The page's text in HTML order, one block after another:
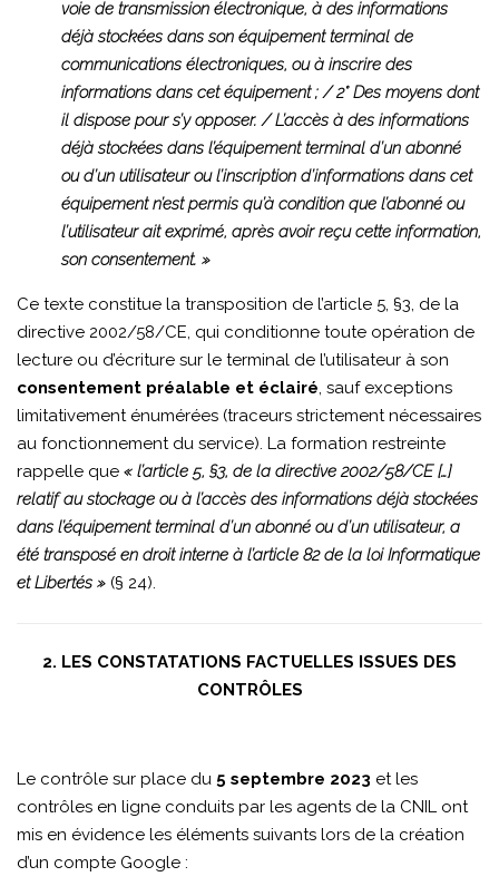
voie de transmission électronique, à des informations
déjà stockées dans son équipement terminal de
communications électroniques, ou à inscrire des
informations dans cet équipement ; / 2° Des moyens dont
il dispose pour s’y opposer. / L’accès à des informations
déjà stockées dans l’équipement terminal d’un abonné
ou d’un utilisateur ou l’inscription d’informations dans cet
équipement n’est permis qu’à condition que l’abonné ou
l’utilisateur ait exprimé, après avoir reçu cette information,
son consentement. »
Ce texte constitue la transposition de l’article 5, §3, de la
directive 2002/58/CE, qui conditionne toute opération de
lecture ou d’écriture sur le terminal de l’utilisateur à son
consentement préalable et éclairé, sauf exceptions
limitativement énumérées (traceurs strictement nécessaires
au fonctionnement du service). La formation restreinte
rappelle que « l’article 5, §3, de la directive 2002/58/CE […]
relatif au stockage ou à l’accès des informations déjà stockées
dans l’équipement terminal d’un abonné ou d’un utilisateur, a
été transposé en droit interne à l’article 82 de la loi Informatique
et Libertés » (§ 24).
2. LES CONSTATATIONS FACTUELLES ISSUES DES
CONTRÔLES
Le contrôle sur place du 5 septembre 2023 et les
contrôles en ligne conduits par les agents de la CNIL ont
mis en évidence les éléments suivants lors de la création
d’un compte Google :